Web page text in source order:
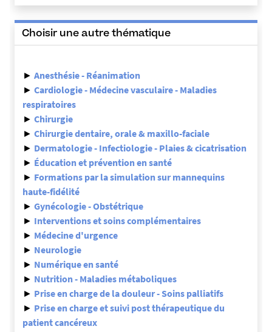
Choisir une autre thématique
► Anesthésie - Réanimation
► Cardiologie - Médecine vasculaire - Maladies
respiratoires
► Chirurgie
► Chirurgie dentaire, orale & maxillo-faciale
► Dermatologie - Infectiologie - Plaies & cicatrisation
► Éducation et prévention en santé
► Formations par la simulation sur mannequins
haute-fidélité
► Gynécologie - Obstétrique
► Interventions et soins complémentaires
► Médecine d'urgence
► Neurologie
► Numérique en santé
► Nutrition - Maladies métaboliques
► Prise en charge de la douleur - Soins palliatifs
► Prise en charge et suivi post thérapeutique du
patient cancéreux